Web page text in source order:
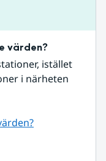
värden?
istället
i närheten